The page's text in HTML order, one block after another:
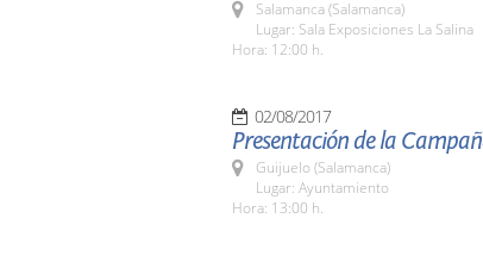
Salamanca (Salamanca)
Lugar: Sala Exposiciones La Salina
Hora: 12:00 h.
02/08/2017
Presentación de la
Guijuelo (Salamanca)
Lugar: Ayuntamiento
Hora: 13:00 h.